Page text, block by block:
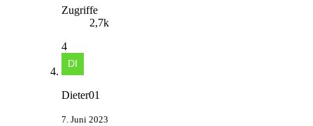
Zugriffe
2,7k
4
Dieter01
7. Juni 2023